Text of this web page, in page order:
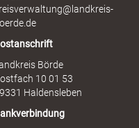
Börde
10 01 53
Haldensleben